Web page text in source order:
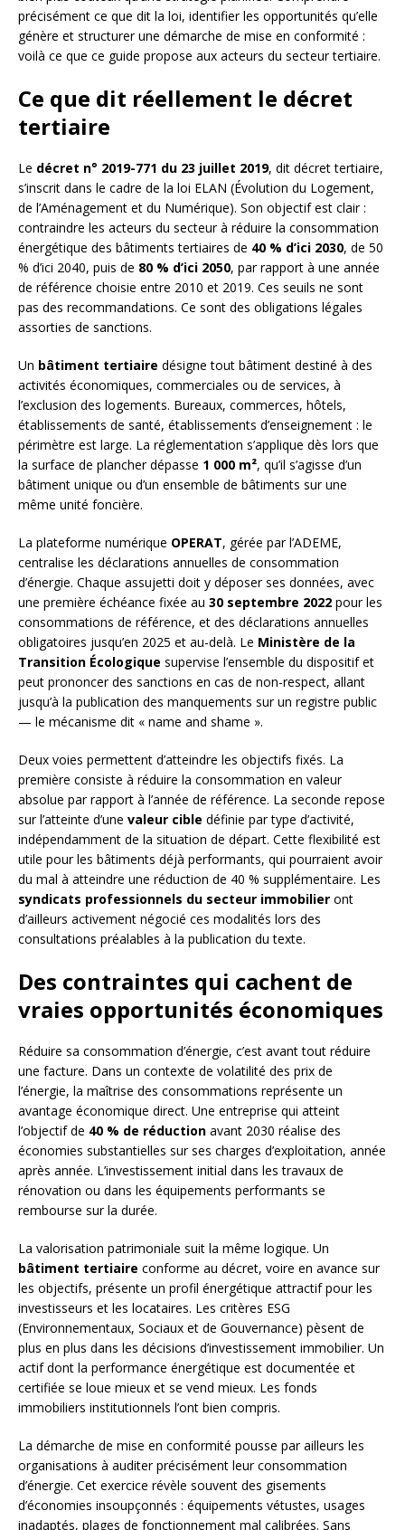
précisément ce que dit la loi, identifier les opportunités qu’elle
génère et structurer une démarche de mise en conformité :
voilà ce que ce guide propose aux acteurs du secteur tertiaire.
Ce que dit réellement le décret
tertiaire
Le décret n° 2019-771 du 23 juillet 2019, dit décret tertiaire,
s’inscrit dans le cadre de la loi ELAN (Évolution du Logement,
de l’Aménagement et du Numérique). Son objectif est clair :
contraindre les acteurs du secteur à réduire la consommation
énergétique des bâtiments tertiaires de 40 % d’ici 2030, de 50
% d’ici 2040, puis de 80 % d’ici 2050, par rapport à une année
de référence choisie entre 2010 et 2019. Ces seuils ne sont
pas des recommandations. Ce sont des obligations légales
assorties de sanctions.
Un bâtiment tertiaire désigne tout bâtiment destiné à des
activités économiques, commerciales ou de services, à
l’exclusion des logements. Bureaux, commerces, hôtels,
établissements de santé, établissements d’enseignement : le
périmètre est large. La réglementation s’applique dès lors que
la surface de plancher dépasse 1 000 m², qu’il s’agisse d’un
bâtiment unique ou d’un ensemble de bâtiments sur une
même unité foncière.
La plateforme numérique OPERAT, gérée par l’ADEME,
centralise les déclarations annuelles de consommation
d’énergie. Chaque assujetti doit y déposer ses données, avec
une première échéance fixée au 30 septembre 2022 pour les
consommations de référence, et des déclarations annuelles
obligatoires jusqu’en 2025 et au-delà. Le Ministère de la
Transition Écologique supervise l’ensemble du dispositif et
peut prononcer des sanctions en cas de non-respect, allant
jusqu’à la publication des manquements sur un registre public
— le mécanisme dit « name and shame ».
Deux voies permettent d’atteindre les objectifs fixés. La
première consiste à réduire la consommation en valeur
absolue par rapport à l’année de référence. La seconde repose
sur l’atteinte d’une valeur cible définie par type d’activité,
indépendamment de la situation de départ. Cette flexibilité est
utile pour les bâtiments déjà performants, qui pourraient avoir
du mal à atteindre une réduction de 40 % supplémentaire. Les
syndicats professionnels du secteur immobilier ont
d’ailleurs activement négocié ces modalités lors des
consultations préalables à la publication du texte.
Des contraintes qui cachent de
vraies opportunités économiques
Réduire sa consommation d’énergie, c’est avant tout réduire
une facture. Dans un contexte de volatilité des prix de
l’énergie, la maîtrise des consommations représente un
avantage économique direct. Une entreprise qui atteint
l’objectif de 40 % de réduction avant 2030 réalise des
économies substantielles sur ses charges d’exploitation, année
après année. L’investissement initial dans les travaux de
rénovation ou dans les équipements performants se
rembourse sur la durée.
La valorisation patrimoniale suit la même logique. Un
bâtiment tertiaire conforme au décret, voire en avance sur
les objectifs, présente un profil énergétique attractif pour les
investisseurs et les locataires. Les critères ESG
(Environnementaux, Sociaux et de Gouvernance) pèsent de
plus en plus dans les décisions d’investissement immobilier. Un
actif dont la performance énergétique est documentée et
certifiée se loue mieux et se vend mieux. Les fonds
immobiliers institutionnels l’ont bien compris.
La démarche de mise en conformité pousse par ailleurs les
organisations à auditer précisément leur consommation
d’énergie. Cet exercice révèle souvent des gisements
d’économies insoupçonnés : équipements vétustes, usages
inadaptés, plages de fonctionnement mal calibrées. Sans